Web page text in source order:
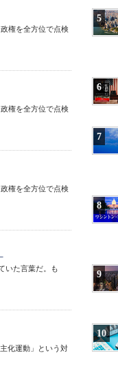
権を全方位で点検
権を全方位で点検
権を全方位で点検
いた言葉だ。も
化運動」という対
5
6
7
8
9
10